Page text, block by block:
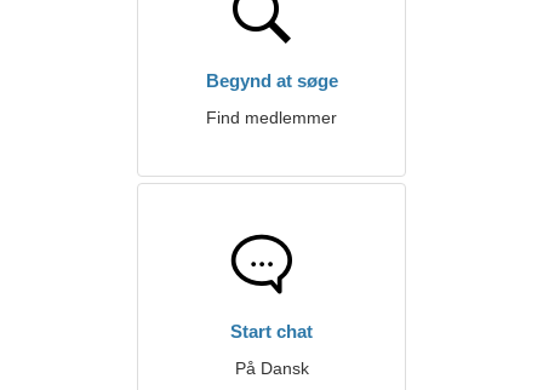
Begynd at søge
Find medlemmer
Start chat
På Dansk